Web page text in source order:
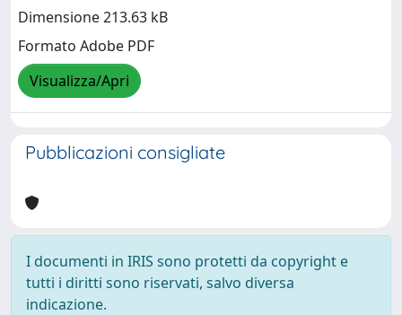
Dimensione 213.63 kB
Formato Adobe PDF
Visualizza/Apri
Pubblicazioni consigliate
I documenti in IRIS sono protetti da copyright e
tutti i diritti sono riservati, salvo diversa
indicazione.